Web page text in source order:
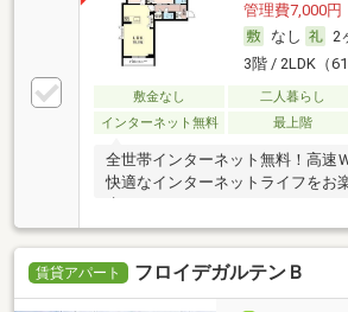
管理費7,000円
なし
2
3階 / 2LDK（
敷金なし 二人暮らし
インターネット無料
最上階
全世帯インターネット無料！高速
快適なインターネットライフをお
賃貸アパート フロイデガルテンＢ